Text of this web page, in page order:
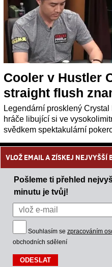
Cooler v Hustler
straight flush
Legendární prosklený
hráče libující si ve
svědkem spektakulární
VLOŽ EMAIL A ZÍSKEJ NEJVYŠŠÍ
Pošleme ti přehled
minutu je tvůj!
Souhlasím se zpracováním
obchodních sdělení